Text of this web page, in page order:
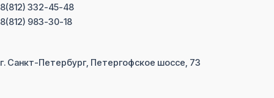
8(812) 332-45-48
8(812) 983-30-18
г. Санкт-Петербург, Петергофское шоссе, 73